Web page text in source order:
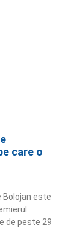
care o
Bolojan este
de peste 29